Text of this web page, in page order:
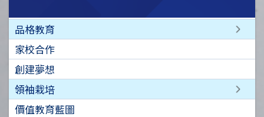
品格教育
家校合作
創建夢想
領袖栽培
價值教育藍圖